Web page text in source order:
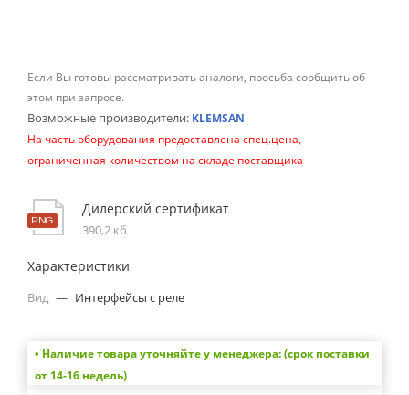
Если Вы готовы рассматривать аналоги, просьба сообщить об
этом при запросе.
Возможные производители: KLEMSAN
На часть оборудования предоставлена спец.цена,
ограниченная количеством на складе поставщика
Дилерский сертификат
390,2 кб
Характеристики
Вид — Интерфейсы с реле
• Наличие товара уточняйте у менеджера: (срок поставки
от 14-16 недель)